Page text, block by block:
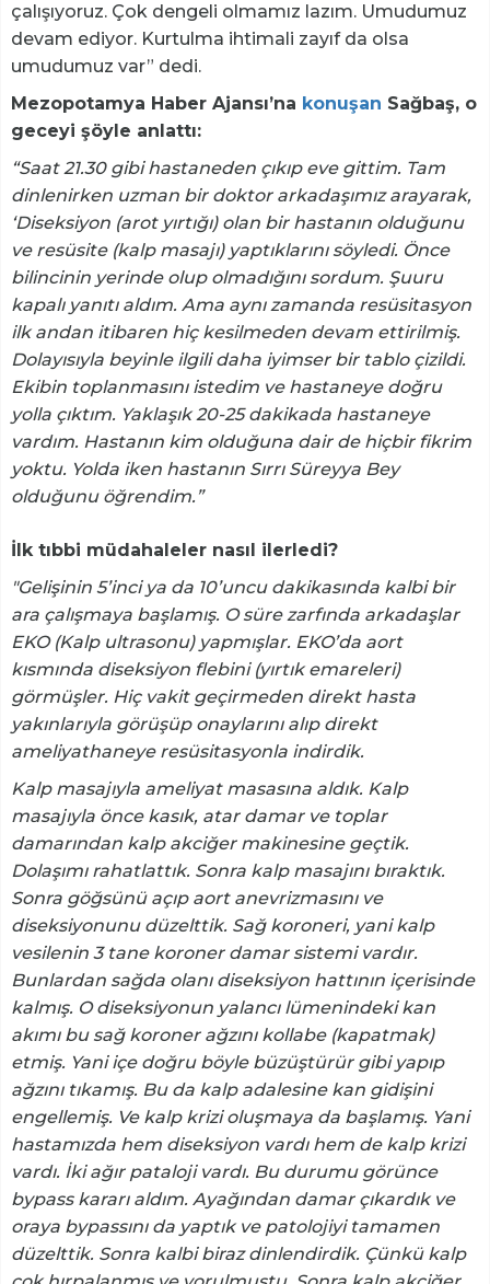
çalışıyoruz. Çok dengeli olmamız lazım. Umudumuz
devam ediyor. Kurtulma ihtimali zayıf da olsa
umudumuz var” dedi.
Mezopotamya Haber Ajansı’na konuşan Sağbaş, o
geceyi şöyle anlattı:
“Saat 21.30 gibi hastaneden çıkıp eve gittim. Tam
dinlenirken uzman bir doktor arkadaşımız arayarak,
‘Diseksiyon (arot yırtığı) olan bir hastanın olduğunu
ve resüsite (kalp masajı) yaptıklarını söyledi. Önce
bilincinin yerinde olup olmadığını sordum. Şuuru
kapalı yanıtı aldım. Ama aynı zamanda resüsitasyon
ilk andan itibaren hiç kesilmeden devam ettirilmiş.
Dolayısıyla beyinle ilgili daha iyimser bir tablo çizildi.
Ekibin toplanmasını istedim ve hastaneye doğru
yolla çıktım. Yaklaşık 20-25 dakikada hastaneye
vardım. Hastanın kim olduğuna dair de hiçbir fikrim
yoktu. Yolda iken hastanın Sırrı Süreyya Bey
olduğunu öğrendim.”
İlk tıbbi müdahaleler nasıl ilerledi?
"Gelişinin 5’inci ya da 10’uncu dakikasında kalbi bir
ara çalışmaya başlamış. O süre zarfında arkadaşlar
EKO (Kalp ultrasonu) yapmışlar. EKO’da aort
kısmında diseksiyon flebini (yırtık emareleri)
görmüşler. Hiç vakit geçirmeden direkt hasta
yakınlarıyla görüşüp onaylarını alıp direkt
ameliyathaneye resüsitasyonla indirdik.
Kalp masajıyla ameliyat masasına aldık. Kalp
masajıyla önce kasık, atar damar ve toplar
damarından kalp akciğer makinesine geçtik.
Dolaşımı rahatlattık. Sonra kalp masajını bıraktık.
Sonra göğsünü açıp aort anevrizmasını ve
diseksiyonunu düzelttik. Sağ koroneri, yani kalp
vesilenin 3 tane koroner damar sistemi vardır.
Bunlardan sağda olanı diseksiyon hattının içerisinde
kalmış. O diseksiyonun yalancı lümenindeki kan
akımı bu sağ koroner ağzını kollabe (kapatmak)
etmiş. Yani içe doğru böyle büzüştürür gibi yapıp
ağzını tıkamış. Bu da kalp adalesine kan gidişini
engellemiş. Ve kalp krizi oluşmaya da başlamış. Yani
hastamızda hem diseksiyon vardı hem de kalp krizi
vardı. İki ağır pataloji vardı. Bu durumu görünce
bypass kararı aldım. Ayağından damar çıkardık ve
oraya bypassını da yaptık ve patolojiyi tamamen
düzelttik. Sonra kalbi biraz dinlendirdik. Çünkü kalp